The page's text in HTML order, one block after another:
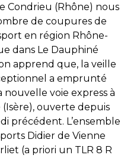
Condrieu (Rhône) nous
de coupures de
en région Rhône-
dans Le Dauphiné
apprend que, la veille
a emprunté
voie express à
(Isère), ouverte depuis
précédent. L’ensemble
Didier de Vienne
(a priori un TLR 8 R